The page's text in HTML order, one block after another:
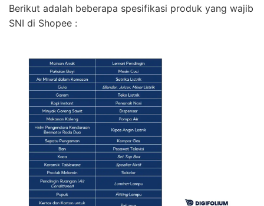
Berikut adalah beberapa spesifikasi produk yang wajib
SNI di Shopee :